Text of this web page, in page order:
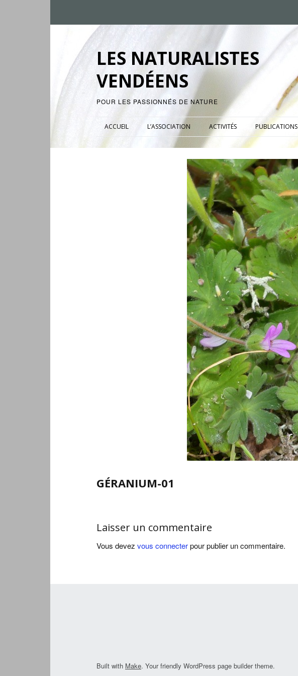
LES NATURALISTES
VENDÉENS
POUR LES PASSIONNÉS DE NATURE
ACCUEIL L’ASSOCIATION ACTIVITÉS PUBLICATIONS
GÉRANIUM-01
Laisser un commentaire
Vous devez vous connecterpour publier un commentaire.
Built with Make. Your friendly WordPress page builder theme.